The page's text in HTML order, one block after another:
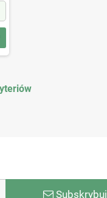
Subskrybuj